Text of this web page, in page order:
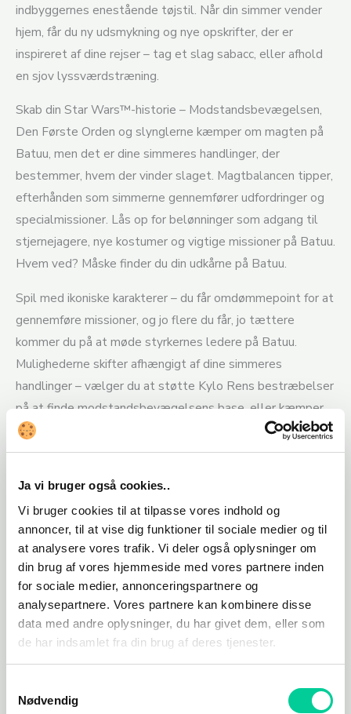
Ja vi bruger også cookies..
Vi bruger cookies til at tilpasse vores indhold og
annoncer, til at vise dig funktioner til sociale medier og til
at analysere vores trafik. Vi deler også oplysninger om
din brug af vores hjemmeside med vores partnere inden
for sociale medier, annonceringspartnere og
analysepartnere. Vores partnere kan kombinere disse
data med andre oplysninger, du har givet dem, eller som
de har indsamlet fra din brug af deres tjenester.
Nødvendig
indbyggernes enestående tøjstil. Når din simmer vender
hjem, får du ny udsmykning og nye opskrifter, der er
inspireret af dine rejser – tag et slag sabacc, eller afhold
en sjov lyssværdstræning.
Skab din Star Wars™-historie – Modstandsbevægelsen,
Den Første Orden og slynglerne kæmper om magten på
Batuu, men det er dine simmeres handlinger, der
bestemmer, hvem der vinder slaget. Magtbalancen tipper,
efterhånden som simmerne gennemfører udfordringer og
specialmissioner. Lås op for belønninger som adgang til
stjernejagere, nye kostumer og vigtige missioner på Batuu.
Hvem ved? Måske finder du din udkårne på Batuu.
Spil med ikoniske karakterer – du får omdømmepoint for at
gennemføre missioner, og jo flere du får, jo tættere
kommer du på at møde styrkernes ledere på Batuu.
Mulighederne skifter afhængigt af dine simmeres
handlinger – vælger du at støtte Kylo Rens bestræbelser
på at finde modstandsbevægelsens base, eller kæmper
du sammen med Rey og Vi Moradi mod Den Første
Orden? Uanset hvilken sti, din simmer vælger, vil Hondo
lidt ekstra galaktiske kreditter.
Få dit eget lyssværd og din egen droide – udforsk Batuu
for at finde dele til det mest eftertragtede våben i Star
Wars™: et lyssværd! Indsaml alle dele for at lave et
sværd, der er helt dit eget. Invitér andre simmere til at
sparre i lyssværdsudfordringer! Eller besøg
Droidedepotet, og køb din egen droide, der kan hjælpe dig
på dine eventyr … og måske zappe et par simmere. Du kan
ledsager til festerne.